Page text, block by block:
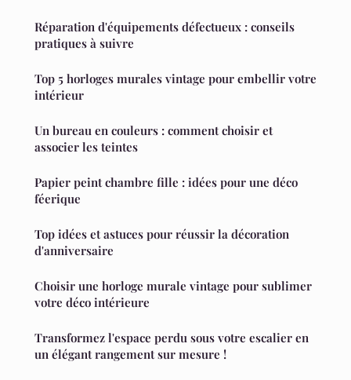
Réparation d'équipements défectueux : conseils
pratiques à suivre
Top 5 horloges murales vintage pour embellir votre
intérieur
Un bureau en couleurs : comment choisir et
associer les teintes
Papier peint chambre fille : idées pour une déco
féerique
Top idées et astuces pour réussir la décoration
d'anniversaire
Choisir une horloge murale vintage pour sublimer
votre déco intérieure
Transformez l'espace perdu sous votre escalier en
un élégant rangement sur mesure !